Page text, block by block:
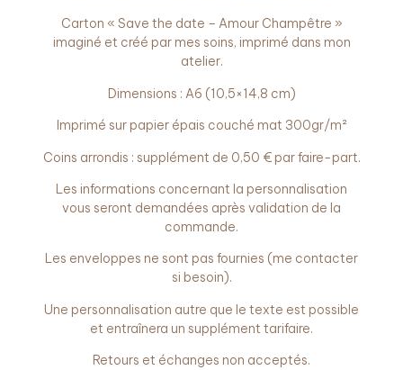
Carton « Save the date – Amour Champêtre »
imaginé et créé par mes soins, imprimé dans mon
atelier.
Dimensions : A6 (10,5×14,8 cm)
Imprimé sur papier épais couché mat 300gr/m²
Coins arrondis : supplément de 0,50 € par faire-part.
Les informations concernant la personnalisation
vous seront demandées après validation de la
commande.
Les enveloppes ne sont pas fournies (me contacter
si besoin).
Une personnalisation autre que le texte est possible
et entraînera un supplément tarifaire.
Retours et échanges non acceptés.